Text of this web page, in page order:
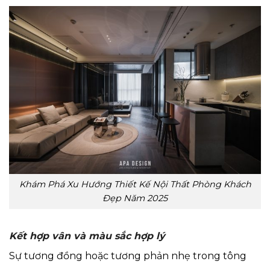
Khám Phá Xu Hướng Thiết Kế Nội Thất Phòng Khách
Đẹp Năm 2025
Kết hợp vân và màu sắc hợp lý
Sự tương đồng hoặc tương phản nhẹ trong tông